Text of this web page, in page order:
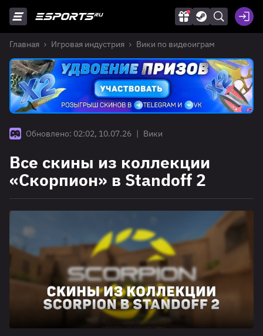
Главная Игровая индустрия Вики по видеоиграм
Обновлено: 02:02, 10.07.26 | Вики
Все скины из коллекции
«Скорпион» в Standoff 2